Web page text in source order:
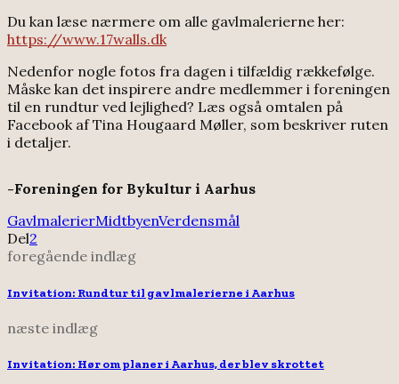
Du kan læse nærmere om alle gavlmalerierne her:
https://www.17walls.dk
Nedenfor nogle fotos fra dagen i tilfældig rækkefølge.
Måske kan det inspirere andre medlemmer i foreningen
til en rundtur ved lejlighed? Læs også omtalen på
Facebook af Tina Hougaard Møller, som beskriver ruten
i detaljer.
-Foreningen for Bykultur i Aarhus
GavlmalerierMidtbyenVerdensmål
Del2
foregående indlæg
Invitation: Rundtur til gavlmalerierne i Aarhus
næste indlæg
Invitation: Hør om planer i Aarhus, der blev skrottet